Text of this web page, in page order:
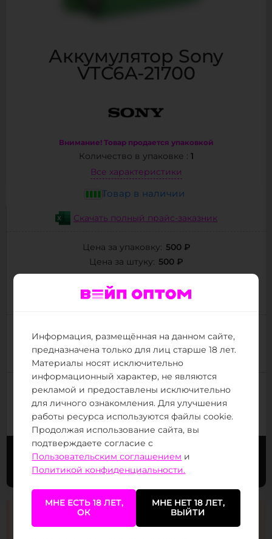
Аккумулятор Sony
VTC6A-21700
Внимание! Товар продается упаковкой
Количество в упаковке : 1
Все характеристики
Товар в наличии
Скачать полный прайс-заказник
Цена за упаковку: 500 ₽
Цена за штуку: 500 ₽
Добавьте товаров на30 000 ₽, чтобы получить
Опт 30 000 ₽
Следующая цена: 490 ₽ (от 30 тыс. )
Минимальная цена: 220 ₽(от 800 тыс. )
упаковок итого:
В корзину Заказать в Telegram
Информация на сайте в справочных целях и без
рекламы. Никотиносодержащая продукция
Информация, размещённая на данном сайте,
предназначена только для лиц старше 18 лет.
Материалы носят исключительно
информационный характер, не являются
рекламой и предоставлены исключительно
для личного ознакомления. Для улучшения
работы ресурса используются файлы cookie.
Продолжая использование сайта, вы
подтверждаете согласие с
Пользовательским соглашениеми
Политикой конфиденциальности.
МНЕ ЕСТЬ 18 ЛЕТ,
ОК
МНЕ НЕТ 18 ЛЕТ,
ВЫЙТИ